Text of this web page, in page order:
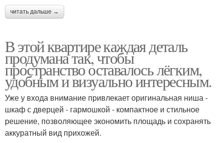
читать дальше →
В этой квартире каждая деталь
продумана так, чтобы
пространство оставалось лёгким,
удобным и визуально интересным.
Уже у входа внимание привлекает оригинальная ниша -
шкаф с дверцей - гармошкой - компактное и стильное
решение, позволяющее экономить площадь и сохранять
аккуратный вид прихожей.